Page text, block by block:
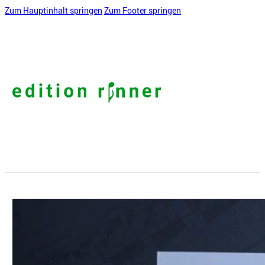
Zum Hauptinhalt springen Zum Footer springen